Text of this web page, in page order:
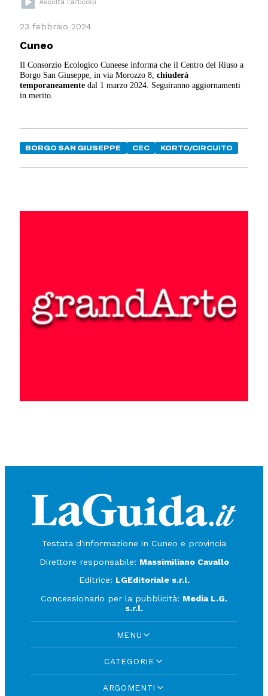
23 febbraio 2024
Cuneo
Il Consorzio Ecologico Cuneese informa che il Centro del Riuso a
Borgo San Giuseppe, in via Morozzo 8,chiuderà
temporaneamentedal 1 marzo 2024. Seguiranno aggiornamenti
in merito.
BORGO SAN GIUSEPPE CEC KORTO/CIRCUITO
Testata d'informazione in Cuneo e provincia
Direttore responsabile: Massimiliano Cavallo
Editrice: LGEditoriale s.r.l.
Concessionario per la pubblicità: Media L.G.
s.r.l.
MENU
CATEGORIE
ARGOMENTI